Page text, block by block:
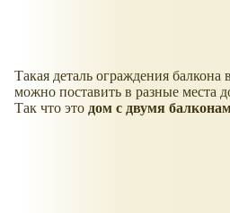
Такая деталь ограждения балкона
можно поставить в разные места
Так что это дом с двумя